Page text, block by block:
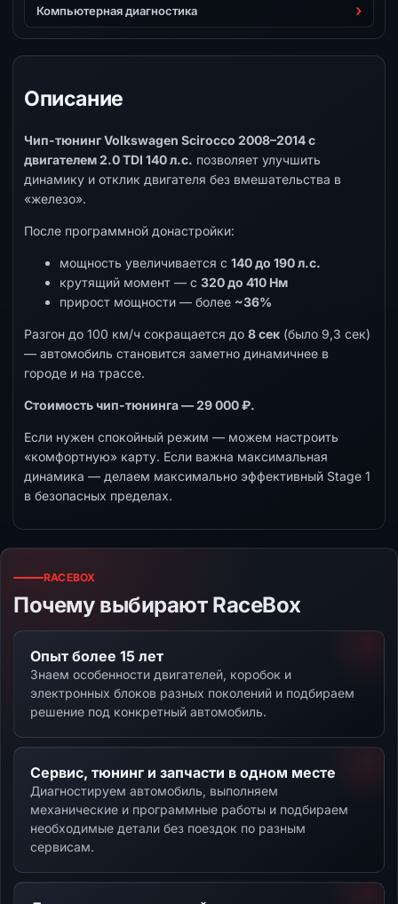
Компьютерная диагностика
Описание
Чип-тюнинг Volkswagen Scirocco 2008–2014 с
двигателем 2.0 TDI 140 л.с. позволяет улучшить
динамику и отклик двигателя без вмешательства в
«железо».
После программной донастройки:
мощность увеличивается с 140 до 190 л.с.
крутящий момент — с 320 до 410 Нм
прирост мощности — более ~36%
Разгон до 100 км/ч сокращается до 8 сек (было 9,3 сек)
— автомобиль становится заметно динамичнее в
городе и на трассе.
Стоимость чип-тюнинга — 29 000 ₽.
Если нужен спокойный режим — можем настроить
«комфортную» карту. Если важна максимальная
динамика — делаем максимально эффективный Stage 1
в безопасных пределах.
RACEBOX
Почему выбирают RaceBox
Опыт более 15 лет
Знаем особенности двигателей, коробок и
электронных блоков разных поколений и подбираем
решение под конкретный автомобиль.
Сервис, тюнинг и запчасти в одном месте
Диагностируем автомобиль, выполняем
механические и программные работы и подбираем
необходимые детали без поездок по разным
сервисам.